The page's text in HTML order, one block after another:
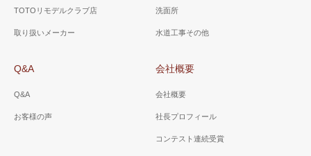
（洗面所）
３面鏡で小物類が収納でき、
ンや洗面ボールのお掃除に便
（洗面所）
ホワイト色をベースに、床は
択。ローコストで、オシャレ
TOTOリモデルクラブ店
取り扱いメーカー
洗面所
水道工事その他
Q&A
Q&A
お客様の声
会社概要
会社概要
社長プロフィール
コンテスト連続受賞